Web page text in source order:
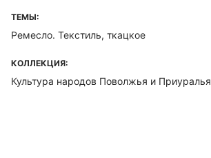
ТЕМЫ:
Ремесло. Текстиль, ткацкое
КОЛЛЕКЦИЯ:
Культура народов Поволжья и Приуралья